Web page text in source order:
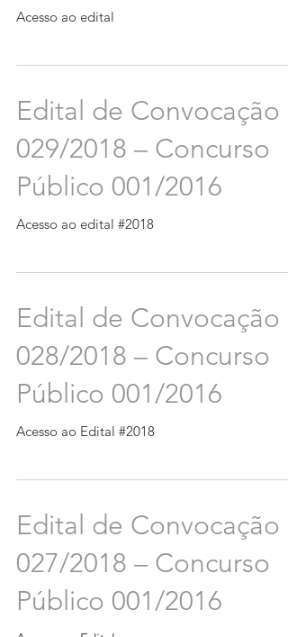
Acesso ao edital
Edital de Convocação
029/2018 – Concurso
Público 001/2016
Acesso ao edital #2018
Edital de Convocação
028/2018 – Concurso
Público 001/2016
Acesso ao Edital #2018
Edital de Convocação
027/2018 – Concurso
Público 001/2016